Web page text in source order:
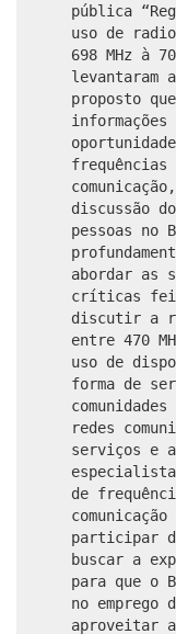
pública
uso de
698 MHz à
levantaram
proposto
frequências
discussão
pessoas no
abordar as
críticas
discutir a
entre 470
uso de
forma de
redes
serviços e
de
participar
buscar a
para que o
no emprego
aproveitar